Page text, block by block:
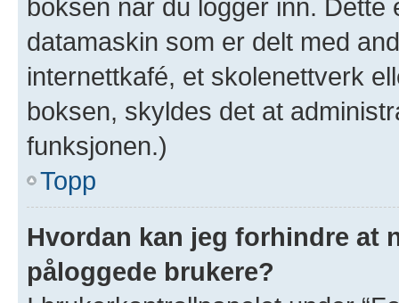
boksen når du logger inn.
datamaskin som er delt med
internettkafé, et skolenettverk
boksen, skyldes det at
funksjonen.)
Topp
Hvordan kan jeg forhindre at
påloggede brukere?